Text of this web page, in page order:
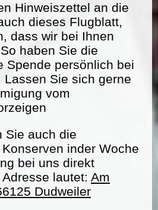
Hinweiszettel an die
dieses Flugblatt,
dass wir bei Ihnen
haben Sie die
Spende persönlich bei
Lassen Sie sich gerne
vom
Sie auch die
inder Woche
bei uns direkt
lautet: Am
Dudweiler